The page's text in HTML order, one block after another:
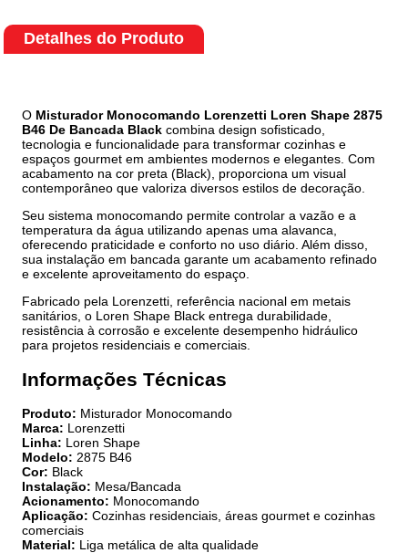
Detalhes do Produto
O Misturador Monocomando Lorenzetti Loren Shape 2875
B46 De Bancada Black combina design sofisticado,
tecnologia e funcionalidade para transformar cozinhas e
espaços gourmet em ambientes modernos e elegantes. Com
acabamento na cor preta (Black), proporciona um visual
contemporâneo que valoriza diversos estilos de decoração.
Seu sistema monocomando permite controlar a vazão e a
temperatura da água utilizando apenas uma alavanca,
oferecendo praticidade e conforto no uso diário. Além disso,
sua instalação em bancada garante um acabamento refinado
e excelente aproveitamento do espaço.
Fabricado pela Lorenzetti, referência nacional em metais
sanitários, o Loren Shape Black entrega durabilidade,
resistência à corrosão e excelente desempenho hidráulico
para projetos residenciais e comerciais.
Informações Técnicas
Produto: Misturador Monocomando
Marca: Lorenzetti
Linha: Loren Shape
Modelo: 2875 B46
Cor: Black
Instalação: Mesa/Bancada
Acionamento: Monocomando
Aplicação: Cozinhas residenciais, áreas gourmet e cozinhas
comerciais
Material: Liga metálica de alta qualidade